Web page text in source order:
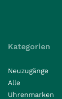
Kategorien
Neuzugänge
Alle
Uhrenmarken